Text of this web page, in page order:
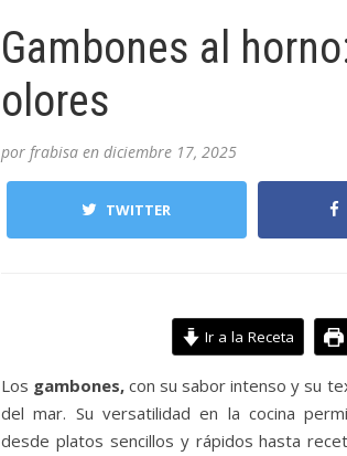
Gambones al
olores
por frabisa en diciembre 17, 2025
TWITTER
Ir a la Receta
Los gambones, con su sabor intenso y su
del mar. Su versatilidad en la cocina
desde platos sencillos y rápidos hasta